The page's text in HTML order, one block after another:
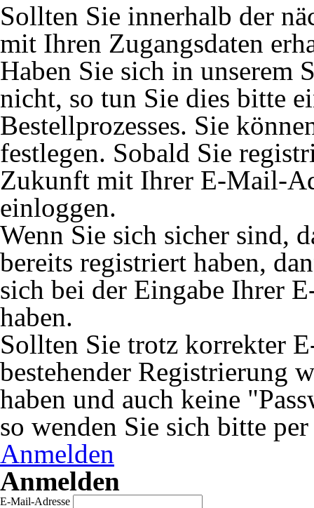
Sollten Sie innerhalb der
mit Ihren Zugangsdaten
Haben Sie sich in unserem
nicht, so tun Sie dies bitte
Bestellprozesses. Sie
festlegen. Sobald Sie
Zukunft mit Ihrer E-Mail-
einloggen.
Wenn Sie sich sicher sind,
bereits registriert haben,
sich bei der Eingabe Ihrer
haben.
Sollten Sie trotz korrekter
bestehender Registrierung
haben und auch keine
so wenden Sie sich bitte
Anmelden
Anmelden
E-Mail-Adresse